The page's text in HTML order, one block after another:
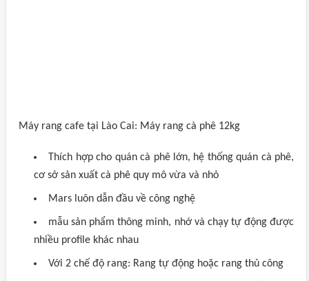
Máy rang cafe tại Lào Cai: Máy rang cà phê 12kg
Thích hợp cho quán cà phê lớn, hệ thống quán cà phê,
cơ sở sản xuất cà phê quy mô vừa và nhỏ
Mars luôn dẫn đầu về công nghệ
mẫu sản phẩm thông minh, nhớ và chạy tự động được
nhiều profile khác nhau
Với 2 chế độ rang: Rang tự động hoặc rang thủ công